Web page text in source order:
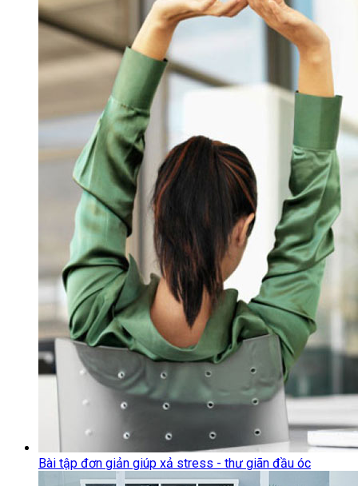
Bài tập đơn giản giúp xả stress - thư giãn đầu óc